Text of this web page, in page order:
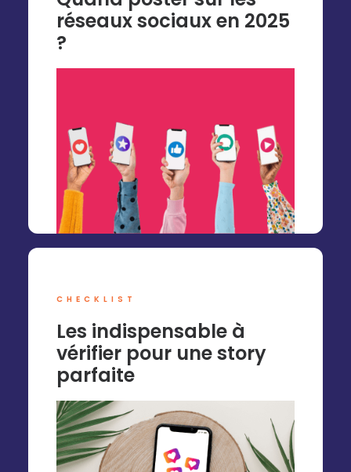
CHECKLIST
Les indispensable à
vérifier pour une story
parfaite
réseaux sociaux en 2025
?